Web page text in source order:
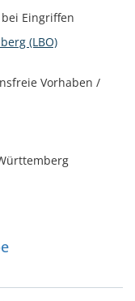
Eingriffen
(LBO)
Vorhaben /